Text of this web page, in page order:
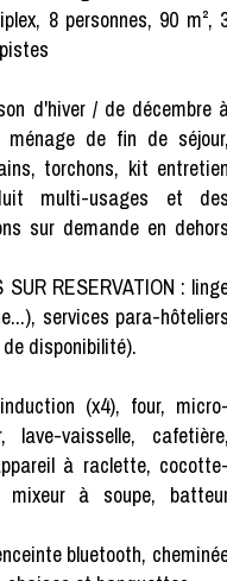
8 personnes, 90 m²,
d'hiver / de décembre
de fin de
torchons, kit
multi-usages et
sur demande en
RESERVATION :
services para-
disponibilité).
(x4), four,
lave-vaisselle,
à raclette,
mixeur à soupe,
bluetooth,